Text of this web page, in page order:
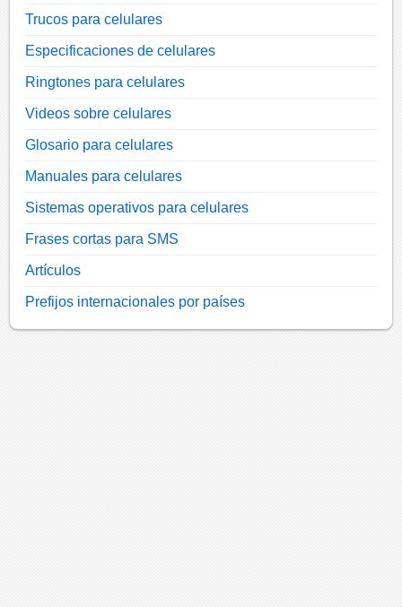
Trucos para celulares
Especificaciones de celulares
Ringtones para celulares
Videos sobre celulares
Glosario para celulares
Manuales para celulares
Sistemas operativos para celulares
Frases cortas para SMS
Artículos
Prefijos internacionales por países